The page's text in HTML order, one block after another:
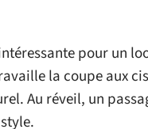
pour un
la coupe aux
Au réveil, un